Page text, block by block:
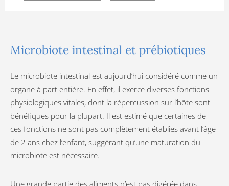
Microbiote intestinal et prébiotiques
Le microbiote intestinal est aujourd’hui considéré comme un
organe à part entière. En effet, il exerce diverses fonctions
physiologiques vitales, dont la répercussion sur l’hôte sont
bénéfiques pour la plupart. Il est estimé que certaines de
ces fonctions ne sont pas complètement établies avant l’âge
de 2 ans chez l’enfant, suggérant qu’une maturation du
microbiote est nécessaire.
Une grande partie des aliments n’est pas digérée dans